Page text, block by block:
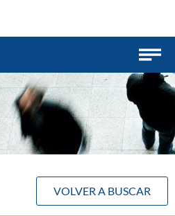
VOLVER A BUSCAR